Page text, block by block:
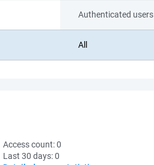
Authenticated users
All
Access count:0
Last 30 days:0